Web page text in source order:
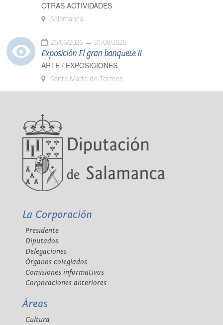
OTRAS ACTIVIDADES
Salamanca
26/06/2026 31/08/2026
Exposición El gran banquete II
ARTE / EXPOSICIONES
Santa Marta de Tormes
La Corporación
Presidente
Diputados
Delegaciones
Órganos colegiados
Comisiones informativas
Corporaciones anteriores
Áreas
Cultura